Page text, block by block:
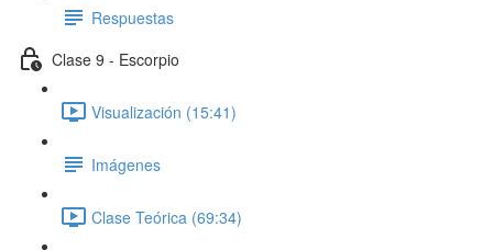
Respuestas
Clase 9 - Escorpio
Visualización (15:41)
Imágenes
Clase Teórica (69:34)